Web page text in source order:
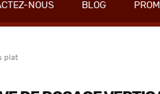
NOUS BLOG
plat